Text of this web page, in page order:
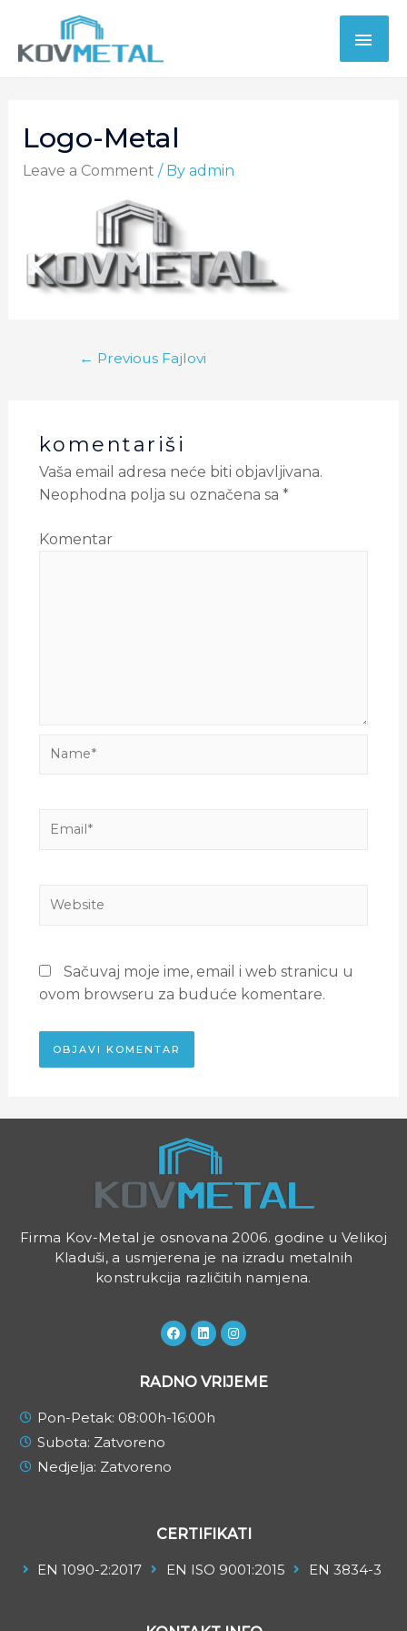
Logo-Metal
Leave a Comment / By admin
← Previous Fajlovi
komentariši
Vaša email adresa neće biti objavljivana.
Neophodna polja su označena sa *
Komentar
Sačuvaj moje ime, email i web stranicu u
ovom browseru za buduće komentare.
Firma Kov-Metal je osnovana 2006. godine u Velikoj
Kladuši, a usmjerena je na izradu metalnih
konstrukcija različitih namjena.
RADNO VRIJEME
Pon-Petak: 08:00h-16:00h
Subota: Zatvoreno
Nedjelja: Zatvoreno
CERTIFIKATI
EN 1090-2:2017 EN ISO 9001:2015 EN 3834-3